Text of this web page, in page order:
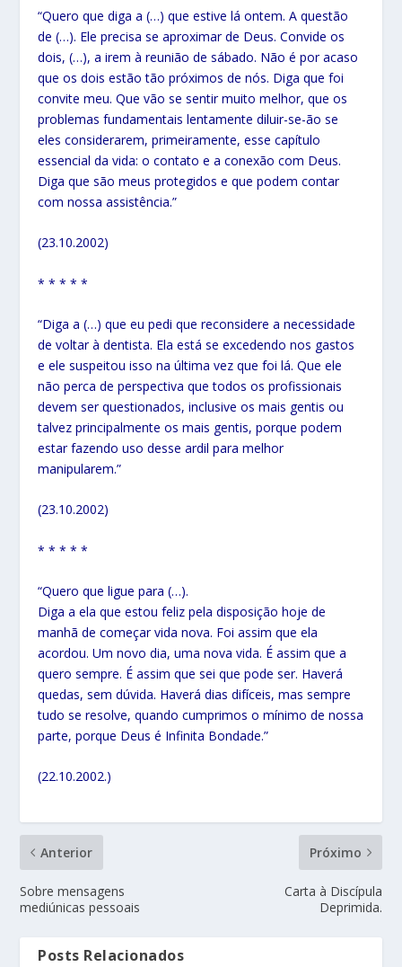
“Quero que diga a (…) que estive lá ontem. A questão
de (…). Ele precisa se aproximar de Deus. Convide os
dois, (…), a irem à reunião de sábado. Não é por acaso
que os dois estão tão próximos de nós. Diga que foi
convite meu. Que vão se sentir muito melhor, que os
problemas fundamentais lentamente diluir-se-ão se
eles considerarem, primeiramente, esse capítulo
essencial da vida: o contato e a conexão com Deus.
Diga que são meus protegidos e que podem contar
com nossa assistência.”
(23.10.2002)
* * * * *
“Diga a (…) que eu pedi que reconsidere a necessidade
de voltar à dentista. Ela está se excedendo nos gastos
e ele suspeitou isso na última vez que foi lá. Que ele
não perca de perspectiva que todos os profissionais
devem ser questionados, inclusive os mais gentis ou
talvez principalmente os mais gentis, porque podem
estar fazendo uso desse ardil para melhor
manipularem.”
(23.10.2002)
* * * * *
“Quero que ligue para (…).
Diga a ela que estou feliz pela disposição hoje de
manhã de começar vida nova. Foi assim que ela
acordou. Um novo dia, uma nova vida. É assim que a
quero sempre. É assim que sei que pode ser. Haverá
quedas, sem dúvida. Haverá dias difíceis, mas sempre
tudo se resolve, quando cumprimos o mínimo de nossa
parte, porque Deus é Infinita Bondade.”
(22.10.2002.)
Anterior
Sobre mensagens
mediúnicas pessoais
Próximo
Carta à Discípula
Deprimida.
Posts Relacionados